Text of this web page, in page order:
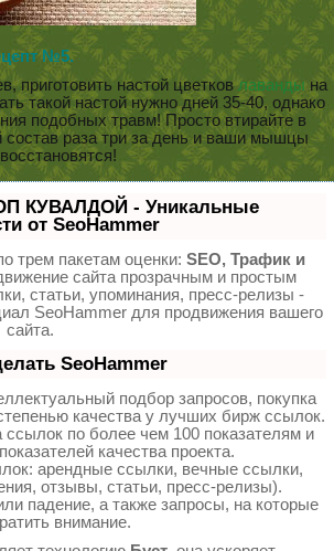
№5.
приготовить настой цветковлавандына
такой настой нужно дней 35-40, однако
подобных травм! Просто втирайте в
раза три за день и ваши мышцы
КУВАЛДОЙ - Уникальные
от SeoHammer
трем пакетам оценки: SEO, Трафик и
сайта прозрачным и простым
статьи, упоминания, пресс-релизы -
SeoHammer для продвижения вашего
сайта.
SeoHammer
подбор запросов, покупка
качества у лучших бирж ссылок.
по более чем 100 показателям и
качества проекта.
арендные ссылки, вечные ссылки,
отзывы, статьи, пресс-релизы).
падение, а также запросы, на которые
внимание.